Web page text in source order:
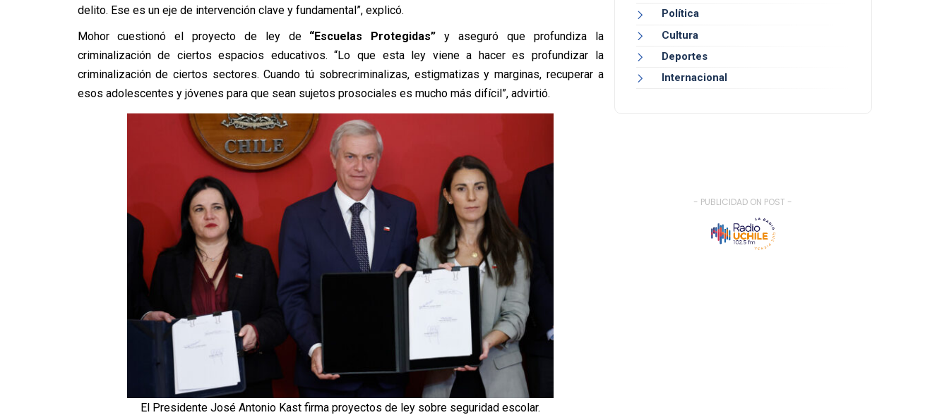
delito. Ese es un eje de intervención clave y fundamental”, explicó.
Mohor cuestionó el proyecto de ley de “Escuelas Protegidas”y aseguró que profundiza la
criminalización de ciertos espacios educativos. “Lo que esta ley viene a hacer es profundizar la
criminalización de ciertos sectores. Cuando tú sobrecriminalizas, estigmatizas y marginas, recuperar a
esos adolescentes y jóvenes para que sean sujetos prosociales es mucho más difícil”, advirtió.
El Presidente José Antonio Kast firma proyectos de ley sobre seguridad escolar.
Política
Cultura
Deportes
Internacional
- PUBLICIDAD ON POST -